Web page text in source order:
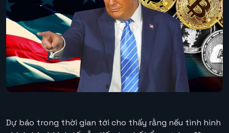
Dự báo trong thời gian tới cho thấy rằng nếu tình hình